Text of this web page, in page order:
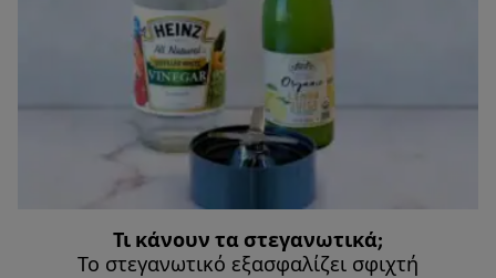
Τι κάνουν τα στεγανωτικά;
Το στεγανωτικό εξασφαλίζει σφιχτή